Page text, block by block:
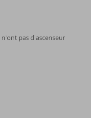
pas d'ascenseur